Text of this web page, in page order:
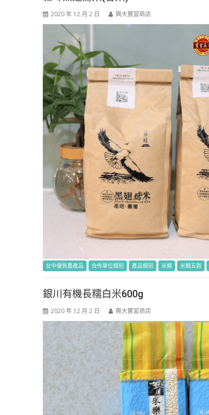
2020 年 12 月 2 日 興大實習商店
台中優質農產品 合作單位類別 產品類別 米類 米麵五穀
銀川有機長糯白米600g
2020 年 12 月 2 日 興大實習商店